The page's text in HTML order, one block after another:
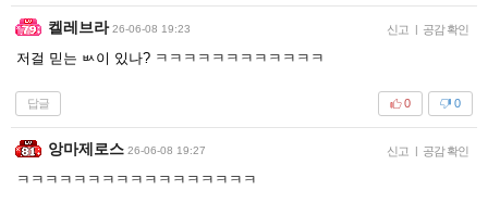
켈레브라 26-06-08 19:23 신고 | 공감 확인
저걸 믿는 ㅄ이 있나? ㅋㅋㅋㅋㅋㅋㅋㅋㅋㅋㅋㅋ
답글 0
0
앙마제로스 26-06-08 19:27 신고 | 공감 확인
ㅋㅋㅋㅋㅋㅋㅋㅋㅋㅋㅋㅋㅋㅋㅋㅋㅋ